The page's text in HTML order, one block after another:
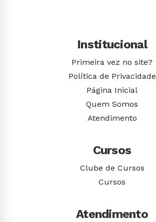
Institucional
Primeira vez no site?
Política de Privacidade
Página Inicial
Quem Somos
Atendimento
Cursos
Clube de Cursos
Cursos
Atendimento